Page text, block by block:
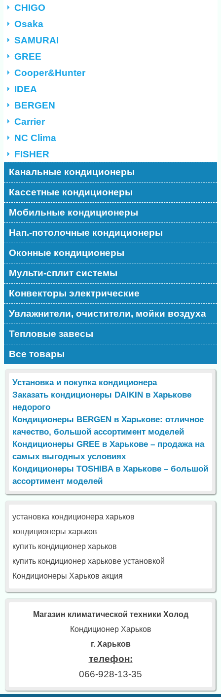
CHIGO
Osaka
SAMURAI
GREE
Cooper&Hunter
IDEA
BERGEN
Carrier
NC Clima
FISHER
Канальные кондиционеры
Кассетные кондиционеры
Мобильные кондиционеры
Нап.-потолочные кондиционеры
Оконные кондиционеры
Мульти-сплит системы
Конвекторы электрические
Увлажнители, очистители, мойки воздуха
Тепловые завесы
Все товары
Установка и покупка кондиционера
Заказать кондиционеры DAIKIN в Харькове
недорого
Кондиционеры BERGEN в Харькове: отличное
качество, большой ассортимент моделей
Кондиционеры GREE в Харькове – продажа на
самых выгодных условиях
Кондиционеры TOSHIBA в Харькове – большой
ассортимент моделей
установка кондиционера харьков
кондиционеры харьков
купить кондиционер харьков
купить кондиционер харькове установкой
Кондиционеры Харьков акция
Магазин климатической техники Холод
Кондиционер Харьков
г. Харьков
телефон:
066-928-13-35